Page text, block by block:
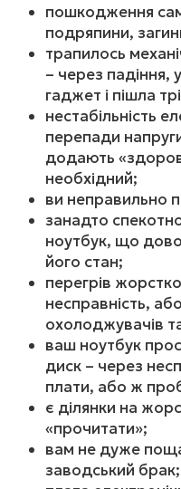
пошкодження
подряпини,
трапилось
– через падіння,
гаджет і пішла
нестабільність
перепади
додають
необхідний;
ви неправильно
занадто
ноутбук, що
його стан;
перегрів
несправність,
охолоджувачів
ваш ноутбук
диск – через
плати, або ж
є ділянки на
«прочитати»;
вам не дуже
заводський брак;